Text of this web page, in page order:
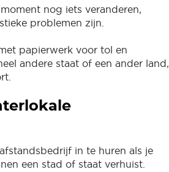
nog iets veranderen,
problemen zijn.
papierwerk voor tol en
andere staat of een ander land,
in te huren als je
een stad of staat verhuist.